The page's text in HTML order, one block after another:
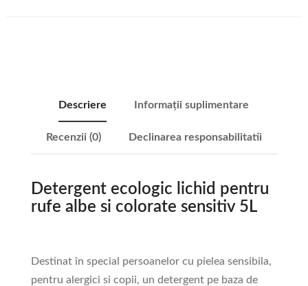
Descriere Informații suplimentare
Recenzii (0) Declinarea responsabilitatii
Detergent ecologic lichid pentru
rufe albe si colorate sensitiv 5L
Destinat în special persoanelor cu pielea sensibila,
pentru alergici si copii, un detergent pe baza de